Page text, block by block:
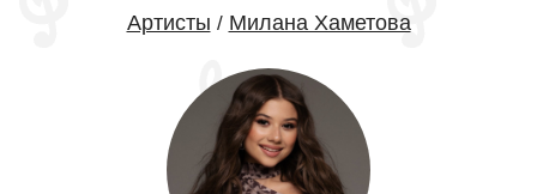
Артисты / Милана Хаметова